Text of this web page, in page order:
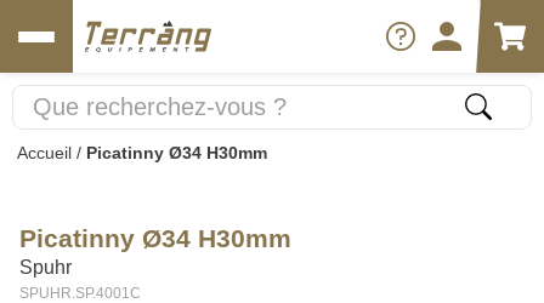
Accueil / Picatinny Ø34 H30mm
Picatinny Ø34 H30mm
Spuhr
SPUHR.SP.4001C